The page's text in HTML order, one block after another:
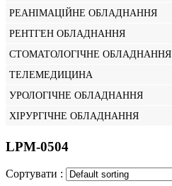
РЕАНІМАЦІЙНЕ ОБЛАДНАННЯ
РЕНТГЕН ОБЛАДНАННЯ
СТОМАТОЛОГІЧНЕ ОБЛАДНАННЯ
ТЕЛЕМЕДИЦИНА
УРОЛОГІЧНЕ ОБЛАДНАННЯ
ХІРУРГІЧНЕ ОБЛАДНАННЯ
LPM-0504
Сортувати :